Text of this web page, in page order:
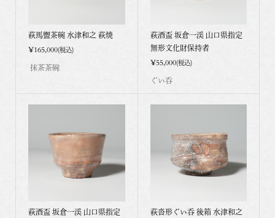
萩馬盥茶碗 水津和之 萩焼
¥165,000(税込)
抹茶茶碗
萩酒盃 坂倉一渓 山口県指定
無形文化財保持者
¥55,000(税込)
ぐい呑
萩酒盃 坂倉一渓 山口県指定
萩沓形ぐい呑 後箱 水津和之